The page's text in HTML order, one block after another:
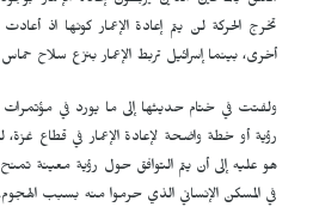
تخرج الحركة لن يتم إعادة الإعمار كونها اذ
أخرى، بينما إسرائيل تربط الإعمار بنزع سلاح
ولفتت في ختام حديثها إلى ما يورد في مؤتمرات
رؤية أو خطة واضحة لإعادة الإعمار في قطاع
هو عليه إلى أن يتم التوافق حول رؤية معينة
في المسكن الإنساني الذي حرموا منه بسبب